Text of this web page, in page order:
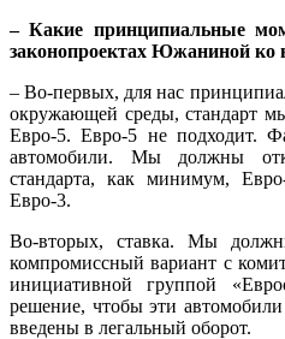
– Какие принципиальные
законопроектах Южаниной ко
– Во-первых, для нас
окружающей среды, стандарт
Евро-5. Евро-5 не подходит.
автомобили. Мы должны
стандарта, как минимум,
Евро-3.
Во-вторых, ставка. Мы
компромиссный вариант с
инициативной группой
решение, чтобы эти
введены в легальный оборот.